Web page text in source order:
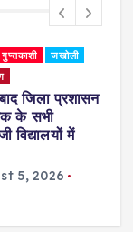
गुप्तकाशी
जखोली
जिला प्रशासन
के सभी
विद्यालयों में
5, 2026